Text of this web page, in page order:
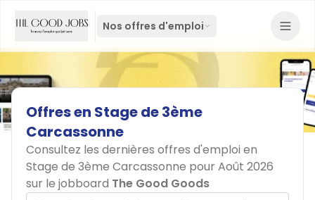
Nos offres d'emploi
Offresen Stagede3ème
Carcassonne
Consultez les dernières offres d'emploi en
Stage de 3ème Carcassonne pour Août 2026
sur le jobboard The Good Goods
Rechercher par job, mot-clé ou entreprise